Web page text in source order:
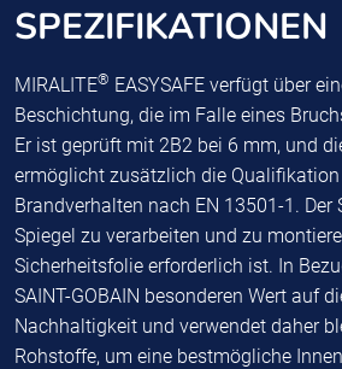
SPEZIFIKATIONEN
MIRALITE® EASYSAFE verfügt über
Beschichtung, die im Falle eines
Er ist geprüft mit 2B2 bei 6 mm, und
ermöglicht zusätzlich die
Brandverhalten nach EN 13501-1. Der
Spiegel zu verarbeiten und zu
Sicherheitsfolie erforderlich ist. In
SAINT-GOBAIN besonderen Wert auf
Nachhaltigkeit und verwendet daher
Rohstoffe, um eine bestmögliche